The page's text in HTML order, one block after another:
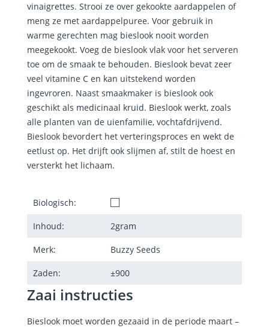
vinaigrettes. Strooi ze over gekookte aardappelen of
meng ze met aardappelpuree. Voor gebruik in
warme gerechten mag bieslook nooit worden
meegekookt. Voeg de bieslook vlak voor het serveren
toe om de smaak te behouden. Bieslook bevat zeer
veel vitamine C en kan uitstekend worden
ingevroren. Naast smaakmaker is bieslook ook
geschikt als medicinaal kruid. Bieslook werkt, zoals
alle planten van de uienfamilie, vochtafdrijvend.
Bieslook bevordert het verteringsproces en wekt de
eetlust op. Het drijft ook slijmen af, stilt de hoest en
versterkt het lichaam.
Biologisch:
Inhoud: 2gram
Merk: Buzzy Seeds
Zaden: ±900
Zaai instructies
Bieslook moet worden gezaaid in de periode maart –